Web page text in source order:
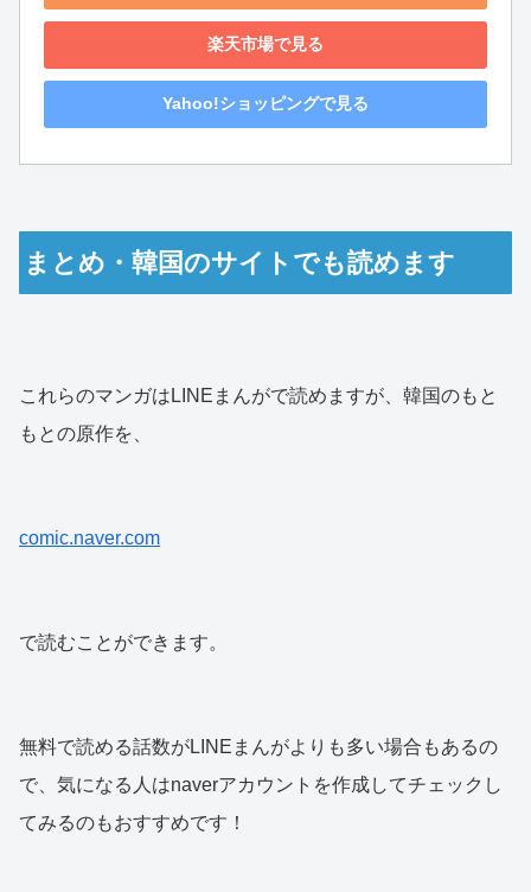
楽天市場で見る
Yahoo!ショッピングで見る
まとめ・韓国のサイトでも読めます
これらのマンガはLINEまんがで読めますが、韓国のもと
もとの原作を、
comic.naver.com
で読むことができます。
無料で読める話数がLINEまんがよりも多い場合もあるの
で、気になる人はnaverアカウントを作成してチェックし
てみるのもおすすめです！